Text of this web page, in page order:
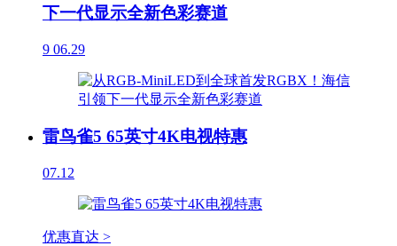
下一代显示全新色彩赛道
9 06.29
雷鸟雀5 65英寸4K电视特惠
07.12
优惠直达 >